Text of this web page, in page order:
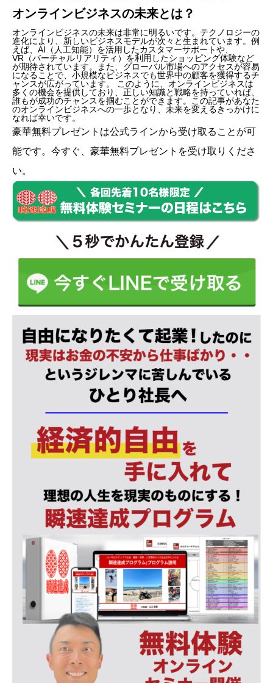
オンラインビジネスの未来とは？
オンラインビジネスの未来は非常に明るいです。テクノロジーの
進化により、新しいビジネスモデルが次々と生まれています。例
えば、AI（人工知能）を活用したカスタマーサポートや、
VR（バーチャルリアリティ）を利用したショッピング体験など
が期待されています。また、グローバル市場へのアクセスが容易
になることで、小規模なビジネスでも世界中の顧客を獲得するチ
ャンスが広がっています。 このように、オンラインビジネスは
多くの機会を提供しており、正しい知識と戦略を持っていれば、
誰もが成功のチャンスを掴むことができます。この記事があなた
のオンラインビジネスへの一歩となり、未来を変えるきっかけに
なれば幸いです。
豪華無料プレゼントは公式ラインから受け取ることが可
能です。今すぐ、豪華無料プレゼントを受け取りくださ
い。